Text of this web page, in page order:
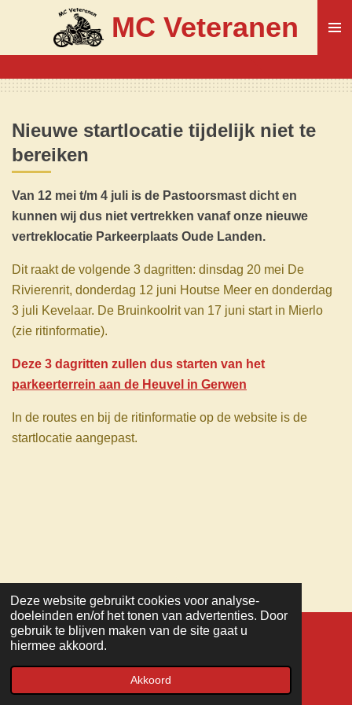
Deze website gebruikt cookies voor analyse-
doeleinden en/of het tonen van advertenties. Door
gebruik te blijven maken van de site gaat u
hiermee akkoord.
Akkoord
naar
de
MC Veteranen
Nieuwe startlocatie tijdelijk niet te
bereiken
Van 12 mei t/m 4 juli is de Pastoorsmast dicht en
kunnen wij dus niet vertrekken vanaf onze nieuwe
vertreklocatie Parkeerplaats Oude Landen.
Dit raakt de volgende 3 dagritten: dinsdag 20 mei De
Rivierenrit, donderdag 12 juni Houtse Meer en donderdag
3 juli Kevelaar. De Bruinkoolrit van 17 juni start in Mierlo
(zie ritinformatie).
Deze 3 dagritten zullen dus starten van het
parkeerterrein aan de Heuvel in Gerwen
In de routes en bij de ritinformatie op de website is de
startlocatie aangepast.
TOP